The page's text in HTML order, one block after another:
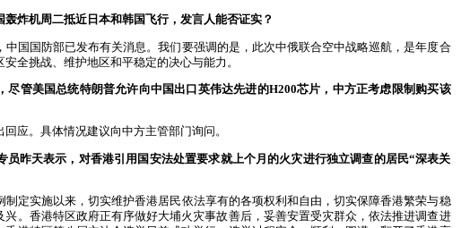
炸机周二抵近日本和韩国飞行，发言人能否证实？
国国防部已发布有关消息。我们要强调的是，此次中俄联合空中战略巡航，是年度合
全挑战、维护地区和平稳定的决心与能力。
尽管美国总统特朗普允许向中国出口英伟达先进的H200芯片，中方正考虑限制购买该
应。具体情况建议向中方主管部门询问。
员昨天表示，对香港引用国安法处置要求就上个月的火灾进行独立调查的居民“深表关
定实施以来，切实维护香港居民依法享有的各项权利和自由，切实保障香港繁荣与稳
。香港特区政府正有序做好大埔火灾事故善后，妥善安置受灾群众，依法推进调查进